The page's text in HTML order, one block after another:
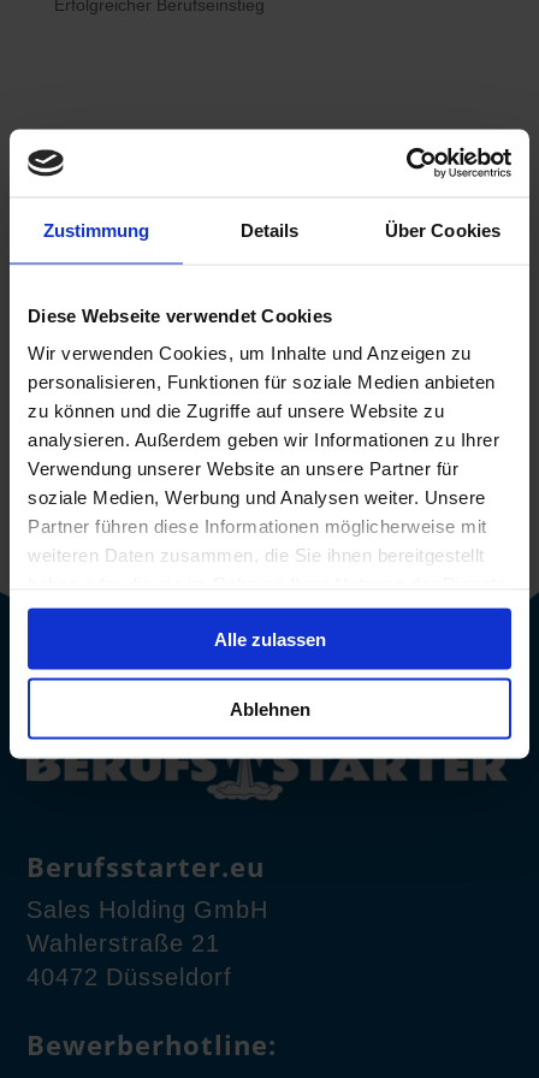
Zustimmung Details Über Cookies
Diese Webseite verwendet Cookies
Wir verwenden Cookies, um Inhalte und Anzeigen zu
personalisieren, Funktionen für soziale Medien anbieten
zu können und die Zugriffe auf unsere Website zu
analysieren. Außerdem geben wir Informationen zu Ihrer
Verwendung unserer Website an unsere Partner für
soziale Medien, Werbung und Analysen weiter. Unsere
Partner führen diese Informationen möglicherweise mit
weiteren Daten zusammen, die Sie ihnen bereitgestellt
gesammelt haben.
Alle zulassen
Ablehnen
 Bewerberhotline
 WhatsApp
0800 / 7008822
Berufsstarter.eu
Sales Holding GmbH
Wahlerstraße 21
40472 Düsseldorf
Bewerberhotline: